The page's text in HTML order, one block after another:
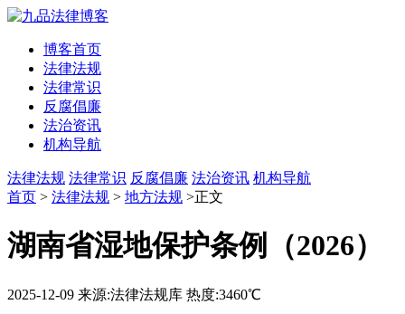
博客首页
法律法规
法律常识
反腐倡廉
法治资讯
机构导航
法律法规 法律常识 反腐倡廉 法治资讯 机构导航
首页 > 法律法规 > 地方法规 >正文
湖南省湿地保护条例（2026）
2025-12-09 来源:法律法规库 热度:3460℃